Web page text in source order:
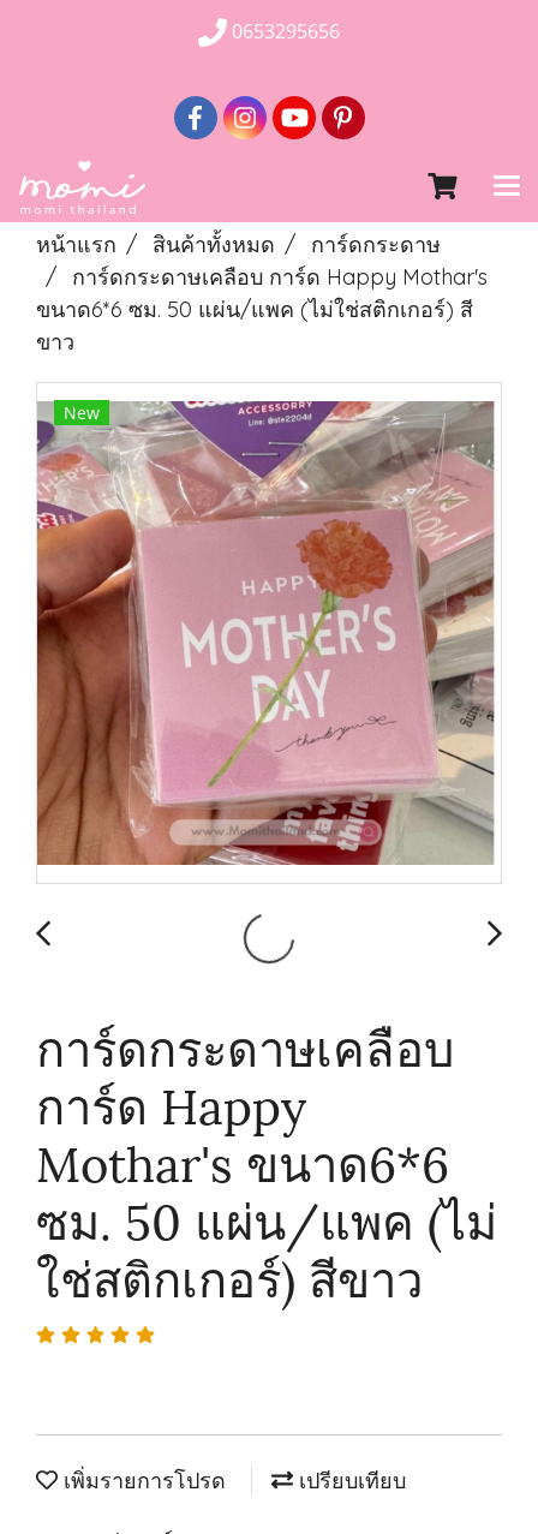
0653295656
หน้าแรก สินค้าทั้งหมด
การ์ดกระดาษ
การ์ดกระดาษเคลือบ การ์ด Happy Mothar's
ขนาด6*6 ซม. 50 แผ่น/แพค (ไม่ใช่สติกเกอร์) สี
ขาว
New
การ์ดกระดาษเคลือบ
การ์ด Happy
Mothar's ขนาด6*6
ซม. 50 แผ่น/แพค (ไม่
ใช่สติกเกอร์) สีขาว
เพิ่มรายการโปรด เปรียบเทียบ